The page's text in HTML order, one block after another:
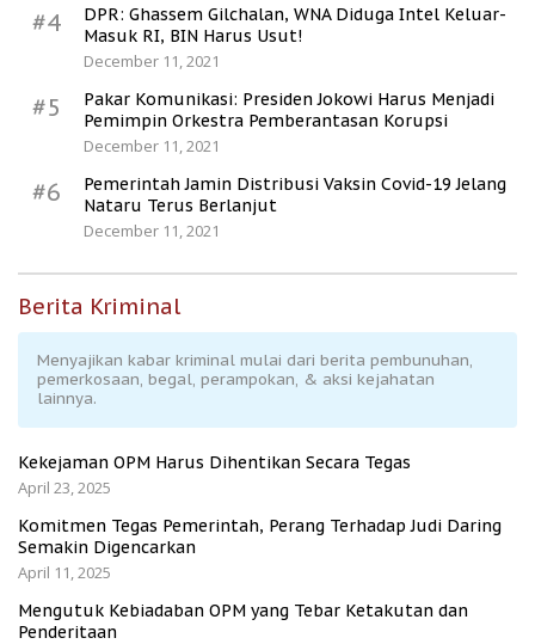
#4
DPR: Ghassem Gilchalan, WNA Diduga Intel Keluar-
Masuk RI, BIN Harus Usut!
December 11, 2021
#5
Pakar Komunikasi: Presiden Jokowi Harus Menjadi
Pemimpin Orkestra Pemberantasan Korupsi
December 11, 2021
#6
Pemerintah Jamin Distribusi Vaksin Covid-19 Jelang
Nataru Terus Berlanjut
December 11, 2021
Berita Kriminal
Menyajikan kabar kriminal mulai dari berita pembunuhan,
pemerkosaan, begal, perampokan, & aksi kejahatan
lainnya.
Kekejaman OPM Harus Dihentikan Secara Tegas
April 23, 2025
Komitmen Tegas Pemerintah, Perang Terhadap Judi Daring
Semakin Digencarkan
April 11, 2025
Mengutuk Kebiadaban OPM yang Tebar Ketakutan dan
Penderitaan